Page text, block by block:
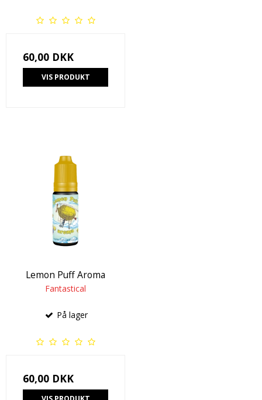
60,00 DKK
VIS PRODUKT
Lemon Puff Aroma
Fantastical
På lager
60,00 DKK